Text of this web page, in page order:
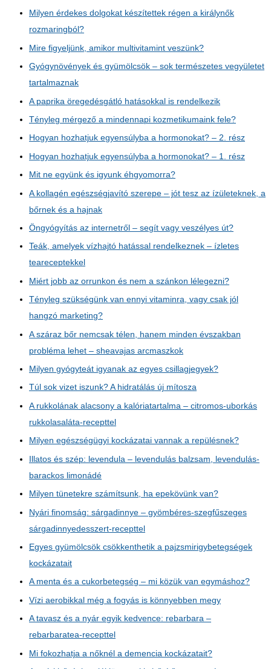
Milyen érdekes dolgokat készítettek régen a királynők
rozmaringból?
Mire figyeljünk, amikor multivitamint veszünk?
Gyógynövények és gyümölcsök – sok természetes vegyületet
tartalmaznak
A paprika öregedésgátló hatásokkal is rendelkezik
Tényleg mérgező a mindennapi kozmetikumaink fele?
Hogyan hozhatjuk egyensúlyba a hormonokat? – 2. rész
Hogyan hozhatjuk egyensúlyba a hormonokat? – 1. rész
Mit ne együnk és igyunk éhgyomorra?
A kollagén egészségjavító szerepe – jót tesz az ízületeknek, a
bőrnek és a hajnak
Öngyógyítás az internetről – segít vagy veszélyes út?
Teák, amelyek vízhajtó hatással rendelkeznek – ízletes
teareceptekkel
Miért jobb az orrunkon és nem a szánkon lélegezni?
Tényleg szükségünk van ennyi vitaminra, vagy csak jól
hangzó marketing?
A száraz bőr nemcsak télen, hanem minden évszakban
probléma lehet – sheavajas arcmaszkok
Milyen gyógyteát igyanak az egyes csillagjegyek?
Túl sok vizet iszunk? A hidratálás új mítosza
A rukkolának alacsony a kalóriatartalma – citromos-uborkás
rukkolasaláta-recepttel
Milyen egészségügyi kockázatai vannak a repülésnek?
Illatos és szép: levendula – levendulás balzsam, levendulás-
barackos limonádé
Milyen tünetekre számítsunk, ha epekövünk van?
Nyári finomság: sárgadinnye – gyömbéres-szegfűszeges
sárgadinnyedesszert-recepttel
Egyes gyümölcsök csökkenthetik a pajzsmirigybetegségek
kockázatait
A menta és a cukorbetegség – mi közük van egymáshoz?
Vízi aerobikkal még a fogyás is könnyebben megy
A tavasz és a nyár egyik kedvence: rebarbara –
rebarbaratea-recepttel
Mi fokozhatja a nőknél a demencia kockázatait?